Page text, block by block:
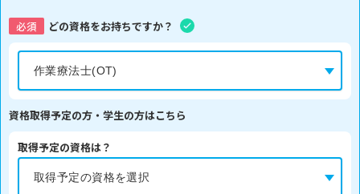
必須 どの資格をお持ちですか？
資格取得予定の方・学生の方はこちら
取得予定の資格は？